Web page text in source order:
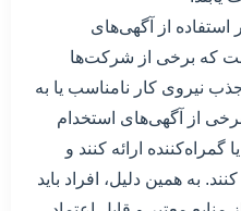
از آگهی‌های
که برخی از شرکت‌ها
نیروی کار نامناسب یا به
از آگهی‌های استخدام
ارائه کنند و
به همین دلیل، افراد باید